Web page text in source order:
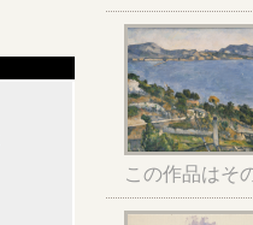
この作品はそ